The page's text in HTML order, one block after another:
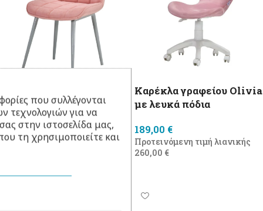
180,00€
Προσθήκη στο καλάθι
Καρέκλα γραφείου Olivia
με λευκά πόδια
189,00 €
Προτεινόμενη τιμή λιανικής
260,00 €
που συλλέγονται
τεχνολογιών για να
στην ιστοσελίδα μας,
τη χρησιμοποιείτε και